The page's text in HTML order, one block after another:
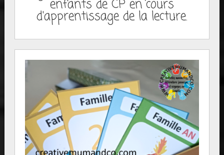
enfants de CP en cours
d'apprentissage de la lecture.